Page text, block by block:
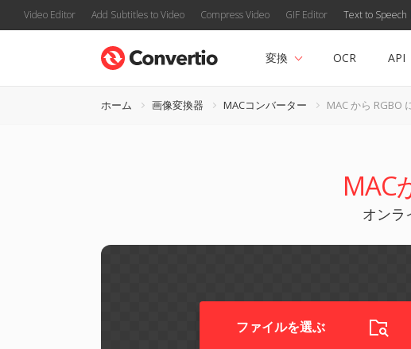
Video Editor Add Subtitles to Video Compress Video GIF Editor Text to Speech
変換 OCR API
ホーム 画像変換器 MACコンバーター MAC から RGBO
MAC
オンラ
ファイルを選ぶ